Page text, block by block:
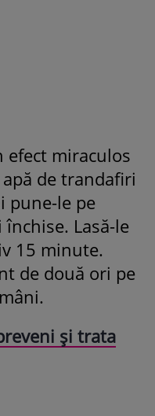
efect miraculos
de trandafiri
pune-le pe
Lasă-le
15 minute.
de două ori pe
și trata